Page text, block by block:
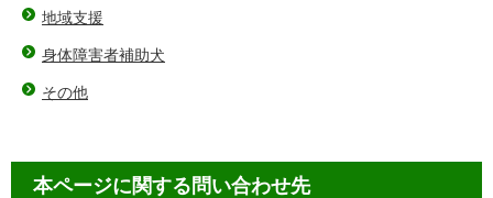
地域支援
身体障害者補助犬
その他
本ページに関する問い合わせ先